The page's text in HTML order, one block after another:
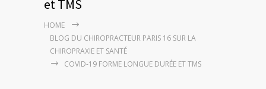
et TMS
HOME
BLOG DU CHIROPRACTEUR PARIS 16 SUR LA
CHIROPRAXIE ET SANTÉ
COVID-19 FORME LONGUE DURÉE ET TMS